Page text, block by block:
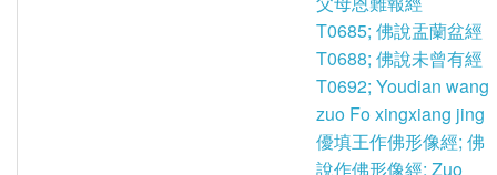
T0685; 佛說盂蘭盆經
T0688; 佛說未曾有經
T0692; Youdian wang
zuo Fo xingxiang jing
優填王作佛形像經; 佛
說作佛形像經; Zuo